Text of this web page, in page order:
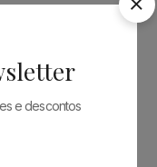
e descontos